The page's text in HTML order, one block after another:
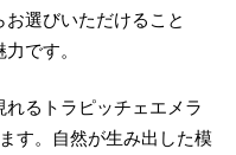
選びいただけること
です。
るトラピッチェエメラ
す。自然が生み出した模